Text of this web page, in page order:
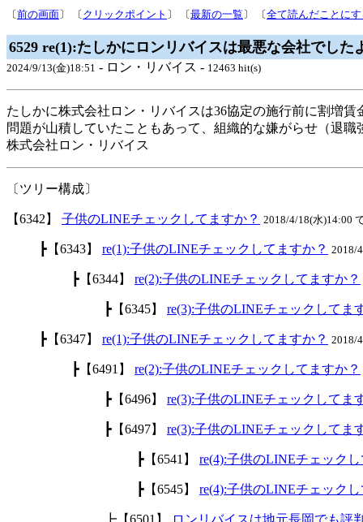
〔前の画面〕 〔 クリックポイント 〕 〔最新の一覧 〕 〔全て読んだことに
6529 re(1):たしかにロンリバイスは最悪な会社でした
2024/9/13(金)18:51 - ロン・リバイス - 12463 hit(s)
たしかに株式会社ロン・リバイスは36協定の施行前に割増賃
問題が山積していたこともあって、組織的な嫌がらせ（退
株式会社ロン・リバイス
〔ツリー構成〕
【6342】 子供のLINEチェックしてますか？ 2018/4/18(水)14:00
┣【6343】 re(1):子供のLINEチェックしてますか？ 2018/
┣【6344】 re(2):子供のLINEチェックしてますか？
┣【6345】 re(3):子供のLINEチェックしてま
┣【6347】 re(1):子供のLINEチェックしてますか？ 2018/
┣【6491】 re(2):子供のLINEチェックしてますか？
┣【6496】 re(3):子供のLINEチェックしてま
┣【6497】 re(3):子供のLINEチェックしてま
┣【6541】 re(4):子供のLINEチェック
┣【6545】 re(4):子供のLINEチェック
┣【6501】 ロンリバイスは地元長岡でも評